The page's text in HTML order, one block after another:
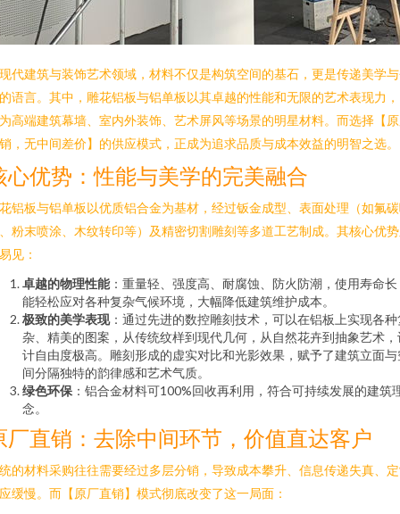
代建筑与装饰艺术领域，材料不仅是构筑空间的基石，更是传递美学
语言。其中，雕花铝板与铝单板以其卓越的性能和无限的艺术表现力
高端建筑幕墙、室内外装饰、艺术屏风等场景的明星材料。而选择【
，无中间差价】的供应模式，正成为追求品质与成本效益的明智之选。
心优势：性能与美学的完美融合
铝板与铝单板以优质铝合金为基材，经过钣金成型、表面处理（如氟
粉末喷涂、木纹转印等）及精密切割雕刻等多道工艺制成。其核心优
见：
卓越的物理性能：重量轻、强度高、耐腐蚀、防火防潮，使用寿命长
能轻松应对各种复杂气候环境，大幅降低建筑维护成本。
极致的美学表现：通过先进的数控雕刻技术，可以在铝板上实现各种
杂、精美的图案，从传统纹样到现代几何，从自然花卉到抽象艺术，
计自由度极高。雕刻形成的虚实对比和光影效果，赋予了建筑立面与
间分隔独特的韵律感和艺术气质。
绿色环保 ：铝合金材料可100%回收再利用，符合可持续发展的建筑
念。
厂直销：去除中间环节，价值直达客户
的材料采购往往需要经过多层分销，导致成本攀升、信息传递失真、
缓慢。而【原厂直销】模式彻底改变了这一局面：